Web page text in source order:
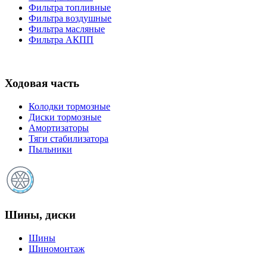
Фильтра топливные
Фильтра воздушные
Фильтра масляные
Фильтра АКПП
Ходовая часть
Колодки тормозные
Диски тормозные
Амортизаторы
Тяги стабилизатора
Пыльники
Шины, диски
Шины
Шиномонтаж